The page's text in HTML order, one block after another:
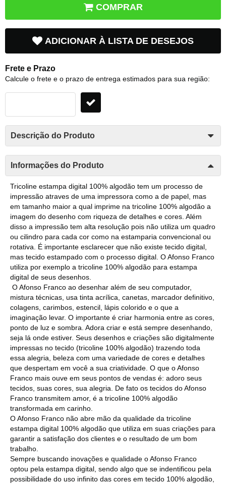
COMPRAR
ADICIONAR À LISTA DE DESEJOS
Frete e Prazo
Calcule o frete e o prazo de entrega estimados para sua região:
Descrição do Produto
Informações do Produto
Tricoline estampa digital 100% algodão tem um processo de
impressão atraves de uma impressora como a de papel, mas
em tamanho maior a qual imprime na tricoline 100% algodão a
imagem do desenho com riqueza de detalhes e cores. Além
disso a impressão tem alta resolução pois não utiliza um quadro
ou cilindro para cada cor como na estamparia convencional ou
rotativa. É importante esclarecer que não existe tecido digital,
mas tecido estampado com o processo digital. O Afonso Franco
utiliza por exemplo a tricoline 100% algodão para estampa
digital de seus desenhos.
O Afonso Franco ao desenhar além de seu computador,
mistura técnicas, usa tinta acrílica, canetas, marcador definitivo,
colagens, carimbos, estencil, lápis colorido e o que a
imaginação levar. O importante é criar harmonia entre as cores,
ponto de luz e sombra. Adora criar e está sempre desenhando,
seja lá onde estiver. Seus desenhos e criações são digitalmente
impressas no tecido (tricoline 100% algodão) trazendo toda
essa alegria, beleza com uma variedade de cores e detalhes
que despertam em você a sua criatividade. O que o Afonso
Franco mais ouve em seus pontos de vendas é: adoro seus
tecidos, suas cores, sua alegria. De fato os tecidos do Afonso
Franco transmitem amor, é a tricoline 100% algodão
transformada em carinho.
O Afonso Franco não abre mão da qualidade da tricoline
estampa digital 100% algodão que utiliza em suas criações para
garantir a satisfação dos clientes e o resultado de um bom
trabalho.
Sempre buscando inovações e qualidade o Afonso Franco
optou pela estampa digital, sendo algo que se indentificou pela
possibilidade do uso infinito das cores em tecido 100% algodão,